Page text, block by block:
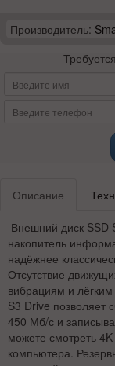
Производитель:
Описание
Внешний диск SSD
накопитель
надёжнее
Отсутствие
вибрациям и
S3 Drive позволяет
450 Мб/с и
можете смотреть
компьютера.